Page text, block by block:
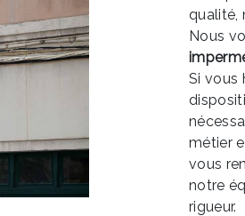
qualité,
Nous
Si vous
métier
vous
notre
rigueur.